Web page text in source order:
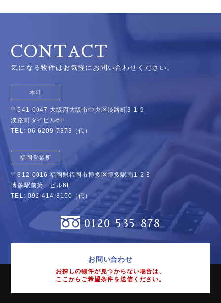
CONTACT
気になる物件はお気軽にお問い合わせください。
本社
〒541-0047 大阪府大阪市中央区淡路町3-1-9
淡路町ダイビル6F
TEL: 06-6209-7373 （代）
福岡営業所
〒812-0016 福岡県福岡市博多区博多駅南1-2-3
博多駅前第一ビル6F
TEL:092-414-8150 （代）
0120-535-878
お問い合わせ
お探しの物件が見つからない場合は、
ここからご希望条件を送信ください。